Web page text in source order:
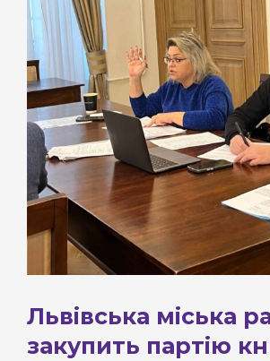
Львівська міська
закупить партію